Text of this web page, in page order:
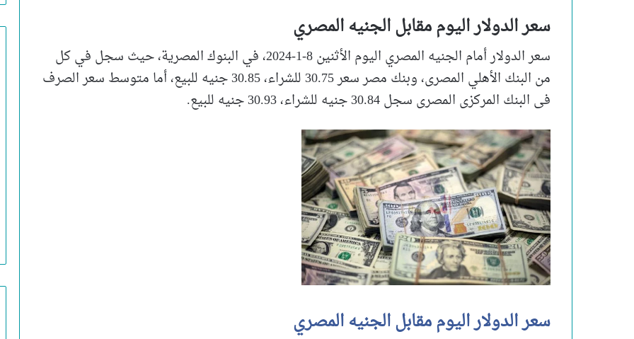
سعر الدولار اليوم مقابل الجنيه المصري
سعر الدولار أمام الجنيه المصري اليوم الأثنين 8-1-2024، في البنوك المصرية، حيث سجل في كل
من البنك الأهلي المصرى، وبنك مصر سعر 30.75 للشراء، 30.85 جنيه للبيع، أما متوسط سعر الصرف
فى البنك المركزى المصرى سجل 30.84 جنيه للشراء، 30.93 جنيه للبيع.
سعر الدولار اليوم مقابل الجنيه المصري